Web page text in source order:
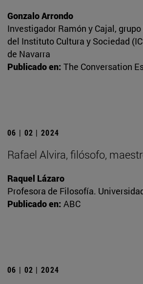
Gonzalo Arrondo
Investigador Ramón y Cajal,
del Instituto Cultura y Sociedad
de Navarra
Publicado en: The Conversation
06 | 02 | 2024
Rafael Alvira, filósofo,
Raquel Lázaro
Profesora de Filosofía.
Publicado en: ABC
06 | 02 | 2024